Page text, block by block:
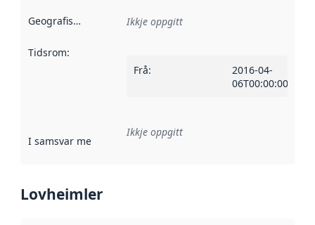
Geografisk område Ikkje oppgitt
Tidsrom:
Frå:
2016-04-
06T00:00:00Z
I samsvar med Referanse til ei implementeringsregel eller
Ikkje oppgitt
Lovheimler